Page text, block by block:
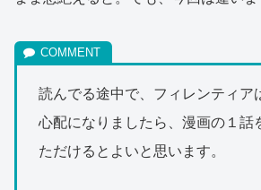
読んでる途中で、フィレンティア
心配になりましたら、漫画の１話
ただけるとよいと思います。